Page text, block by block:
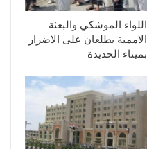
اللواء الموشكي والبعثة
الاممية يطلعان على الاضرار
بميناء الحديدة